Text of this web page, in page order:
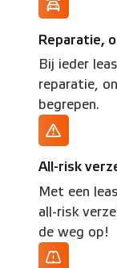
Reparatie,
Bij ieder
reparatie,
begrepen.
All-risk
Met een
all-risk
de weg op!